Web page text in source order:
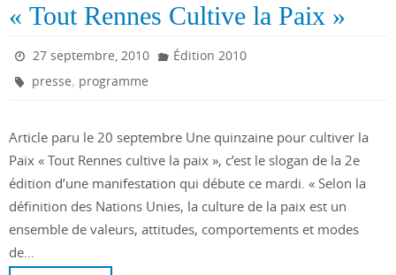
« Tout Rennes Cultive la Paix »
27 septembre, 2010
Édition 2010
presse, programme
Article paru le 20 septembre Une quinzaine pour cultiver la
Paix « Tout Rennes cultive la paix », c’est le slogan de la 2e
édition d’une manifestation qui débute ce mardi. « Selon la
définition des Nations Unies, la culture de la paix est un
ensemble de valeurs, attitudes, comportements et modes
de…